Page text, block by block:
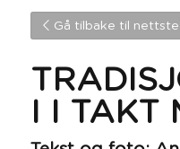
Gå tilbake til
I I TAKT